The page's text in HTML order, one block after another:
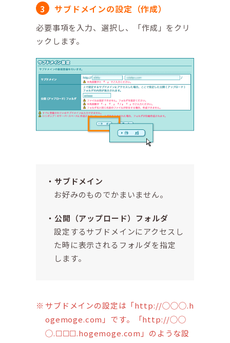
サブドメインの設定（作成）
必要事項を入力、選択し、「作成」をクリ
ックします。
サブドメイン
お好みのものでかまいません。
公開（アップロード）フォルダ
設定するサブドメインにアクセスし
た時に表示されるフォルダを指定
します。
サブドメインの設定は「http://◯◯◯.h
ogemoge.com」です。「http://◯◯
◯.☐☐☐.hogemoge.com」のような設